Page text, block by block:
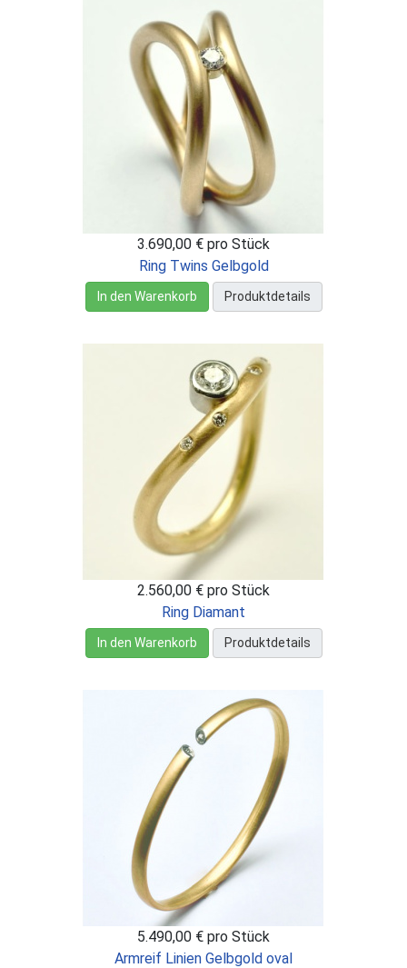
3.690,00 € pro Stück
Ring Twins Gelbgold
In den Warenkorb Produktdetails
2.560,00 € pro Stück
Ring Diamant
In den Warenkorb Produktdetails
5.490,00 € pro Stück
Armreif Linien Gelbgold oval